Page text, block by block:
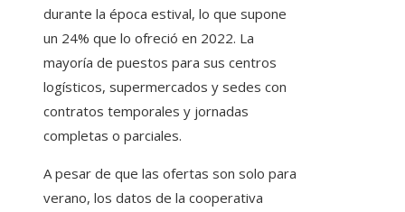
durante la época estival, lo que supone
un 24% que lo ofreció en 2022. La
mayoría de puestos para sus centros
logísticos, supermercados y sedes con
contratos temporales y jornadas
completas o parciales.
A pesar de que las ofertas son solo para
verano, los datos de la cooperativa